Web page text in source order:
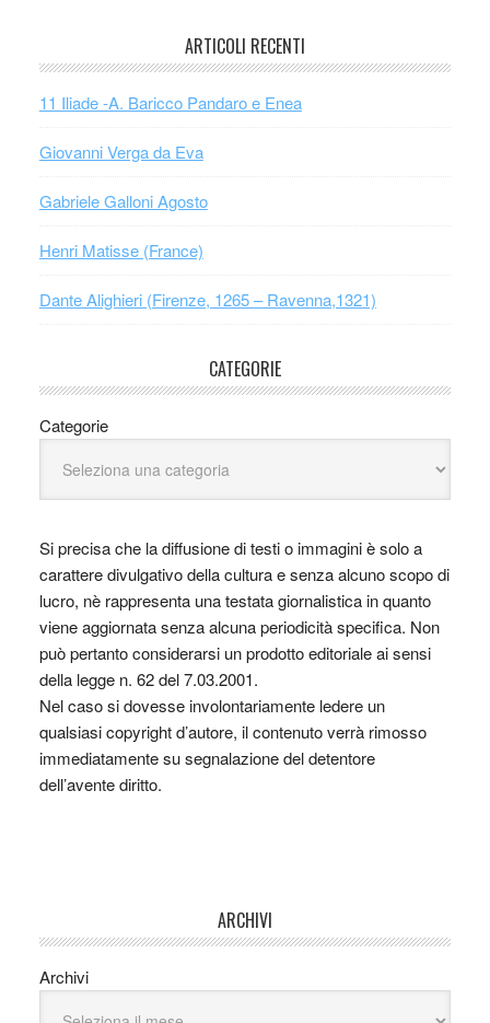
ARTICOLI RECENTI
11 Iliade -A. Baricco Pandaro e Enea
Giovanni Verga da Eva
Gabriele Galloni Agosto
Henri Matisse (France)
Dante Alighieri (Firenze, 1265 – Ravenna,1321)
CATEGORIE
Categorie
Si precisa che la diffusione di testi o immagini è solo a
carattere divulgativo della cultura e senza alcuno scopo di
lucro, nè rappresenta una testata giornalistica in quanto
viene aggiornata senza alcuna periodicità specifica. Non
può pertanto considerarsi un prodotto editoriale ai sensi
della legge n. 62 del 7.03.2001.
Nel caso si dovesse involontariamente ledere un
qualsiasi copyright d’autore, il contenuto verrà rimosso
immediatamente su segnalazione del detentore
dell’avente diritto.
ARCHIVI
Archivi